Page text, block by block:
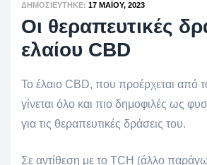
ΔΗΜΟΣΙΕΎΤΗΚΕ: 17 ΜΑΪ́ΟΥ, 2023
Οι θεραπευτικές
ελαίου CBD
Το έλαιο CBD, που προέρχεται από
γίνεται όλο και πιο δημοφιλές ως
για τις θεραπευτικές δράσεις του.
Σε αντίθεση με τo TCH (άλλο